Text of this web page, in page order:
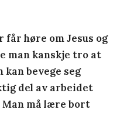
høre om Jesus og
man kanskje tro at
kan bevege seg
del av arbeidet
må lære bort